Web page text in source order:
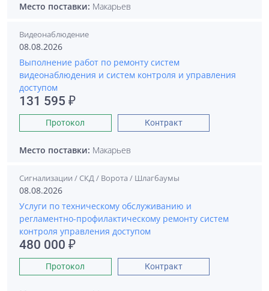
Место поставки: Макарьев
Видеонаблюдение
08.08.2026
Выполнение работ по ремонту систем
видеонаблюдения и систем контроля и управления
доступом
131 595 ₽
Протокол Контракт
Место поставки: Макарьев
Сигнализации / СКД / Ворота / Шлагбаумы
08.08.2026
Услуги по техническому обслуживанию и
регламентно-профилактическому ремонту систем
контроля управления доступом
480 000 ₽
Протокол Контракт